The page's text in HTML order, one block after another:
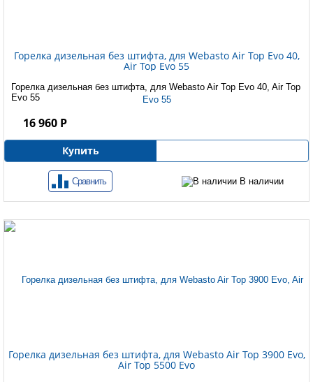
Горелка дизельная без штифта, для Webasto Air Top Evo 40,
Air Top Evo 55
Горелка дизельная без штифта, для Webasto Air Top Evo 40, Air Top
Evo 55
16 960 Р
Купить
Сравнить В наличии
Горелка дизельная без штифта, для Webasto Air Top 3900 Evo,
Air Top 5500 Evo